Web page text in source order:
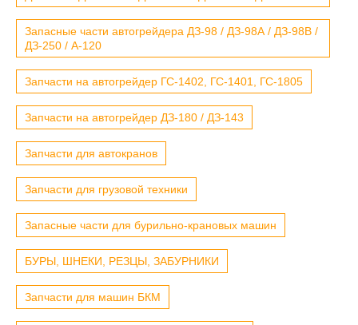
Запасные части автогрейдера ДЗ-98 / ДЗ-98А / ДЗ-98В /
ДЗ-250 / А-120
Запчасти на автогрейдер ГС-1402, ГС-1401, ГС-1805
Запчасти на автогрейдер ДЗ-180 / ДЗ-143
Запчасти для автокранов
Запчасти для грузовой техники
Запасные части для бурильно-крановых машин
БУРЫ, ШНЕКИ, РЕЗЦЫ, ЗАБУРНИКИ
Запчасти для машин БКМ